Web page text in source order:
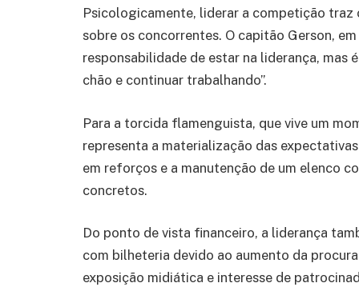
Psicologicamente, liderar a competição
sobre os concorrentes. O capitão Gerson,
responsabilidade de estar na liderança, mas
chão e continuar trabalhando”.
Para a torcida flamenguista, que vive um
representa a materialização das
em reforços e a manutenção de um elenco
concretos.
Do ponto de vista financeiro, a liderança
com bilheteria devido ao aumento da
exposição midiática e interesse de